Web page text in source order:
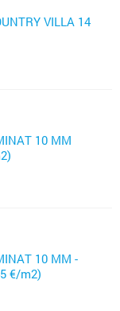
VILLA 14
10 MM
10 MM -
€/m2)